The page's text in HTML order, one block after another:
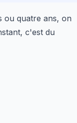
ou quatre ans, on
c'est du